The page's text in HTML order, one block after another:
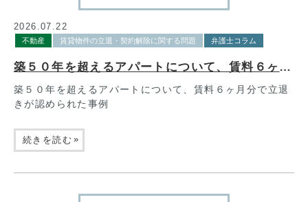
2026.07.22
賃貸物件の立退・契約解除に関する問題 弁護士コラム
不動産
築５０年を超えるアパートについて、賃料６ヶ月分で立退きが認められた事例
築５０年を超えるアパートについて、賃料６ヶ月分で立退
きが認められた事例
続きを読む »